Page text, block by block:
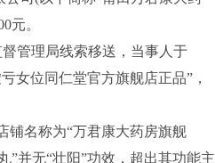
元。
管理局线索移送，当事人于
女位同仁堂官方旗舰店正品”，
名称为“万君康大药房旗舰
”并无“壮阳”功效，超出其功能主